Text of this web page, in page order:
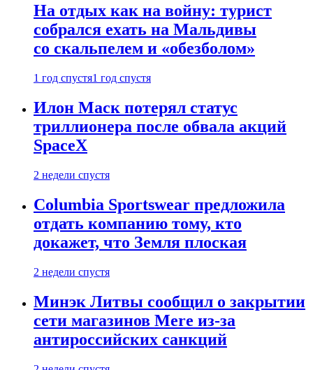
На отдых как на войну: турист
собрался ехать на Мальдивы
со скальпелем и «обезболом»
1 год спустя1 год спустя
Илон Маск потерял статус
триллионера после обвала акций
SpaceX
2 недели спустя
Columbia Sportswear предложила
отдать компанию тому, кто
докажет, что Земля плоская
2 недели спустя
Минэк Литвы сообщил о закрытии
сети магазинов Mere из-за
антироссийских санкций